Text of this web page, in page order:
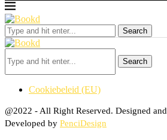
Search
Search
Cookiebeleid (EU)
@2022 - All Right Reserved. Designed and
Developed by PenciDesign